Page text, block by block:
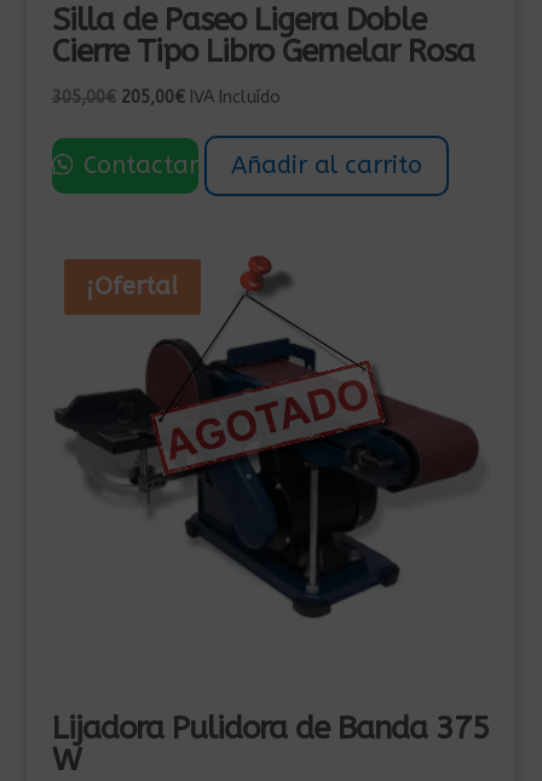
Silla de Paseo Ligera Doble
Cierre Tipo Libro Gemelar Rosa
305,00€ El
original
era:
205,00€El
actual
es:
IVA Incluído
Contactar Añadir al carrito
¡Oferta!
Lijadora Pulidora de Banda 375
W